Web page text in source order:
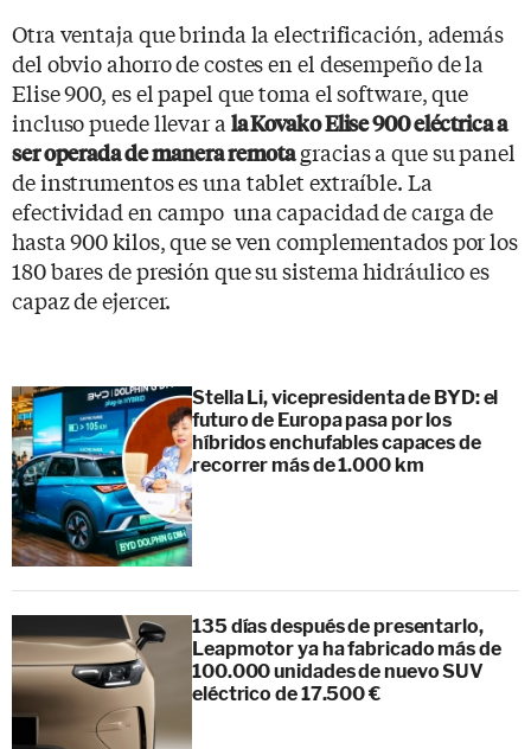
Otra ventaja que brinda la electrificación, además
del obvio ahorro de costes en el desempeño de la
Elise 900, es el papel que toma el software, que
incluso puede llevar a la Kovako Elise 900 eléctrica a
ser operada de manera remotagracias a que su panel
de instrumentos es una tablet extraíble. La
efectividad en campo una capacidad de carga de
hasta 900 kilos, que se ven complementados por los
180 bares de presión que su sistema hidráulico es
capaz de ejercer.
Stella Li, vicepresidenta de BYD: el
futuro de Europa pasa por los
híbridos enchufables capaces de
recorrer más de 1.000 km
135 días después de presentarlo,
Leapmotor ya ha fabricado más de
100.000 unidades de nuevo SUV
eléctrico de 17.500 €